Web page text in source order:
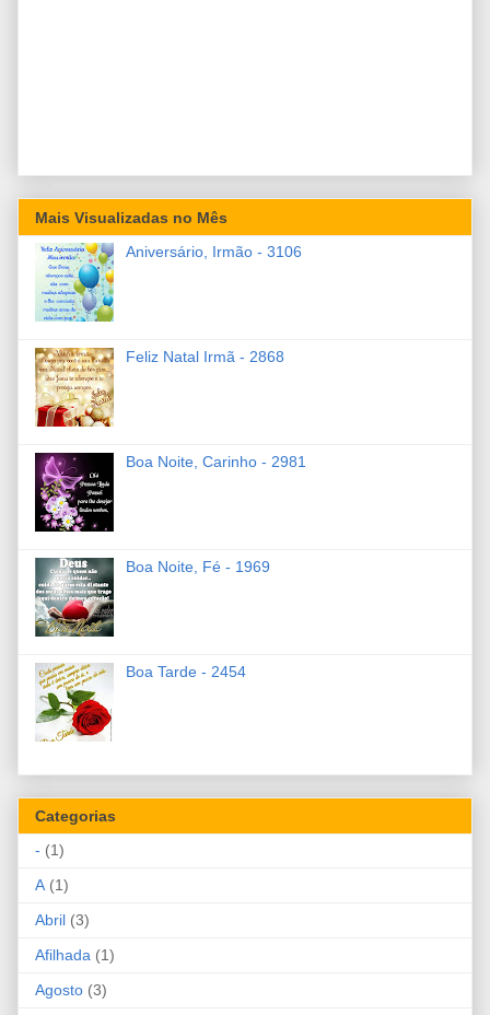
Mais Visualizadas no Mês
Aniversário, Irmão - 3106
Feliz Natal Irmã - 2868
Boa Noite, Carinho - 2981
Boa Noite, Fé - 1969
Boa Tarde - 2454
Categorias
- (1)
A (1)
Abril (3)
Afilhada (1)
Agosto (3)